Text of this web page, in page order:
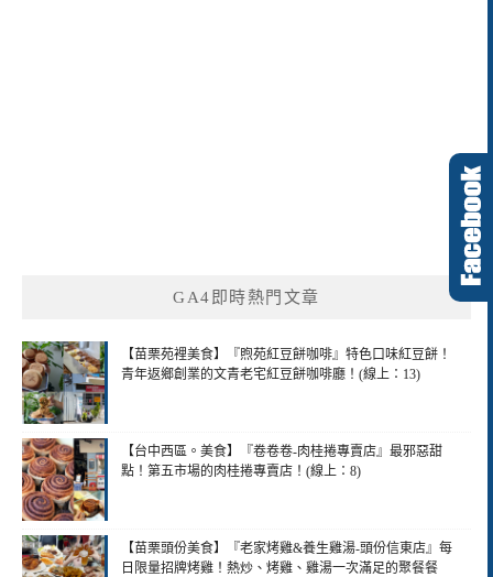
GA4即時熱門文章
【苗栗苑裡美食】『煦苑紅豆餅咖啡』特色口味紅豆餅！
青年返鄉創業的文青老宅紅豆餅咖啡廳！(線上：13)
【台中西區。美食】『卷卷卷-肉桂捲專賣店』最邪惡甜
點！第五市場的肉桂捲專賣店！(線上：8)
【苗栗頭份美食】『老家烤雞&養生雞湯-頭份信東店』每
日限量招牌烤雞！熱炒、烤雞、雞湯一次滿足的聚餐餐